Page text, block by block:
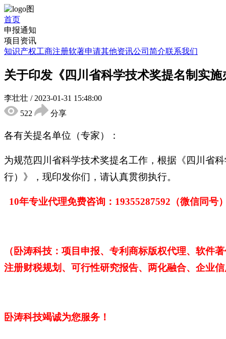
首页
申报通知
项目资讯
知识产权工商注册软著申请其他资讯公司简介联系我们
关于印发《四川省科学技术奖提名制实
李壮壮 / 2023-01-31 15:48:00
522
分享
各有关提名单位（专家）：
为规范四川省科学技术奖提名工作，根据《四川省
行）》，现印发你们，请认真贯彻执行。
10年专业代理免费咨询：19355287592 （微信同号
（卧涛科技：项目申报、专利商标版权代理、软件
注册财税规划、可行性研究报告、两化融合、企业
卧涛科技竭诚为您服务！